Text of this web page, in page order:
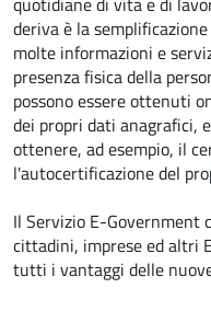
deriva è la
molte informazioni e
presenza fisica della
possono essere ottenuti
dei propri dati anagrafici,
ottenere, ad esempio, il
l'autocertificazione del
Il Servizio E-Government
cittadini, imprese ed altri
tutti i vantaggi delle